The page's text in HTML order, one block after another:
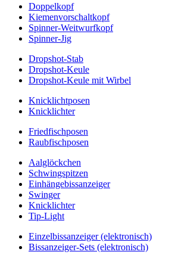
Doppelkopf
Kiemenvorschaltkopf
Spinner-Weitwurfkopf
Spinner-Jig
Dropshot-Stab
Dropshot-Keule
Dropshot-Keule mit Wirbel
Knicklichtposen
Knicklichter
Friedfischposen
Raubfischposen
Aalglöckchen
Schwingspitzen
Einhängebissanzeiger
Swinger
Knicklichter
Tip-Light
Einzelbissanzeiger (elektronisch)
Bissanzeiger-Sets (elektronisch)